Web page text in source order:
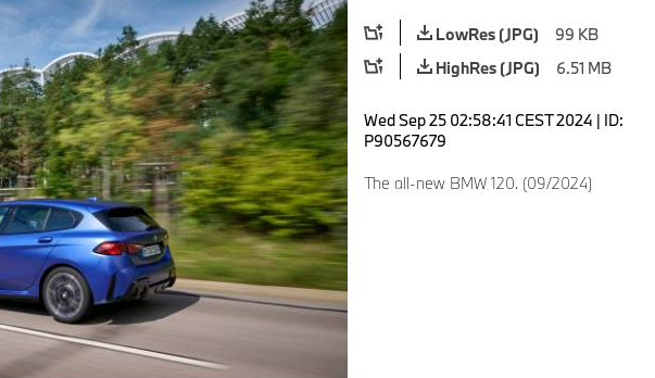
LowRes (JPG)
99 KB
HighRes (JPG)
6.51 MB
Wed Sep 25 02:58:41 CEST 2024 | ID:
P90567679
The all-new BMW 120. (09/2024)